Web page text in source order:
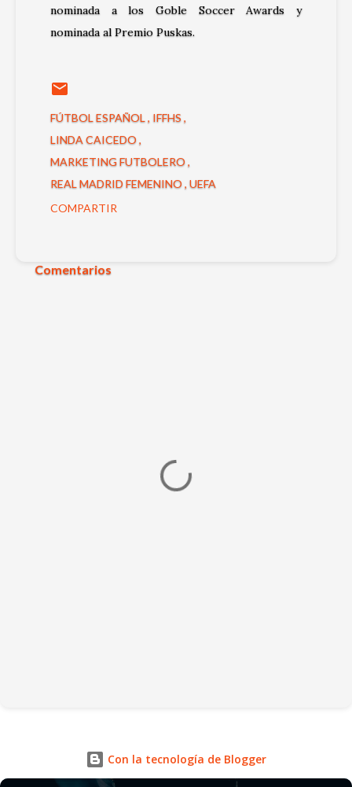
nominada a los Goble Soccer Awards y
nominada al Premio Puskas.
FÚTBOL ESPAÑOL IFFHS
LINDA CAICEDO
MARKETING FUTBOLERO
REAL MADRID FEMENINO UEFA
COMPARTIR
Comentarios
Con la tecnología de Blogger